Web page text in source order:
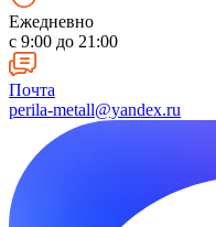
Ежедневно
c 9:00 до 21:00
Почта
perila-metall@yandex.ru